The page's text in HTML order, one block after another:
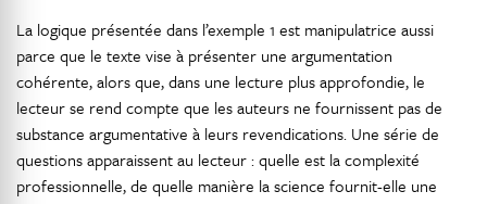
La logique présentée dans l’exemple 1 est manipulatrice aussi
parce que le texte vise à présenter une argumentation
cohérente, alors que, dans une lecture plus approfondie, le
lecteur se rend compte que les auteurs ne fournissent pas de
substance argumentative à leurs revendications. Une série de
questions apparaissent au lecteur : quelle est la complexité
professionnelle, de quelle manière la science fournit-elle une